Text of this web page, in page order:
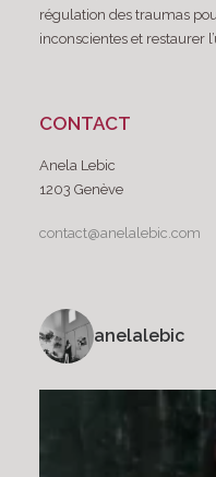
régulation des traumas
inconscientes et restaurer
CONTACT
Anela Lebic
1203 Genève
contact@anelalebic.com
anelalebic